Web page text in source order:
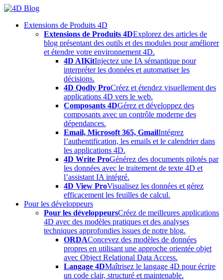
Skip
contentExtensions de Produits 4D
Extensions de Produits 4DExplorez des articles de
blog présentant des outils et des modules pour améliorer
et étendre votre environnement 4D.
4D AIKitInjectez une IA sémantique pour
interpréter les données et automatiser les
décisions.
4D Qodly ProCréez et étendez visuellement des
applications 4D vers le web.
Composants 4DGérez et développez des
composants avec un contrôle moderne des
dépendances.
Email, Microsoft 365, GmailIntégrez
l’authentification, les emails et le calendrier dans
les applications 4D.
4D Write ProGénérez des documents pilotés par
les données avec le traitement de texte 4D et
l’assistant IA intégré.
4D View ProVisualisez les données et gérez
efficacement les feuilles de calcul.
Pour les développeurs
Pour les développeursCréez de meilleures applications
4D avec des modèles pratiques et des analyses
techniques approfondies issues de notre blog.
ORDAConcevez des modèles de données
propres en utilisant une approche orientée objet
avec Object Relational Data Access.
Langage 4DMaîtrisez le langage 4D pour écrire
un code clair, structuré et maintenable.